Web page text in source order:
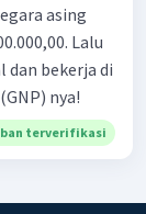
nya!
terverifikasi